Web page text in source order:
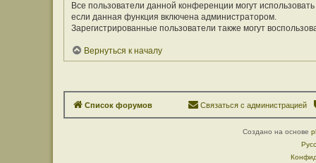
Все пользователи данной конференции могут
если данная функция включена администратором.
Зарегистрированные пользователи также могут
Вернуться к началу
Список форумов Связаться с администрацией
Создано на основе